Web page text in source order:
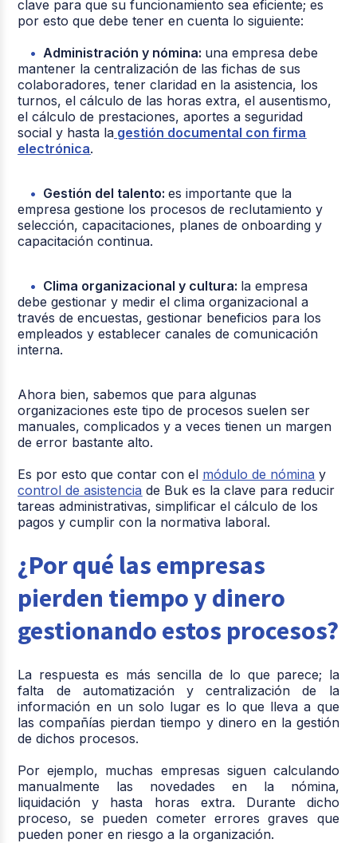
clave para que su funcionamiento sea eficiente; es
por esto que debe tener en cuenta lo siguiente:
Administración y nómina: una empresa debe
mantener la centralización de las fichas de sus
colaboradores, tener claridad en la asistencia, los
turnos, el cálculo de las horas extra, el ausentismo,
el cálculo de prestaciones, aportes a seguridad
social y hasta la gestión documental con firma
electrónica.
Gestión del talento:es importante que la
empresa gestione los procesos de reclutamiento y
selección, capacitaciones, planes de onboarding y
capacitación continua.
Clima organizacional y cultura: la empresa
debe gestionar y medir el clima organizacional a
través de encuestas, gestionar beneficios para los
empleados y establecer canales de comunicación
interna.
Ahora bien, sabemos que para algunas
organizaciones este tipo de procesos suelen ser
manuales, complicados y a veces tienen un margen
de error bastante alto.
Es por esto que contar con el módulo de nómina y
control de asistencia de Buk es la clave para reducir
tareas administrativas, simplificar el cálculo de los
pagos y cumplir con la normativa laboral.
¿Por qué las empresas
pierden tiempo y dinero
gestionando estos procesos?
La respuesta es más sencilla de lo que parece; la
falta de automatización y centralización de la
información en un solo lugar es lo que lleva a que
las compañías pierdan tiempo y dinero en la gestión
de dichos procesos.
Por ejemplo, muchas empresas siguen calculando
manualmente las novedades en la nómina,
liquidación y hasta horas extra. Durante dicho
proceso, se pueden cometer errores graves que
pueden poner en riesgo a la organización.